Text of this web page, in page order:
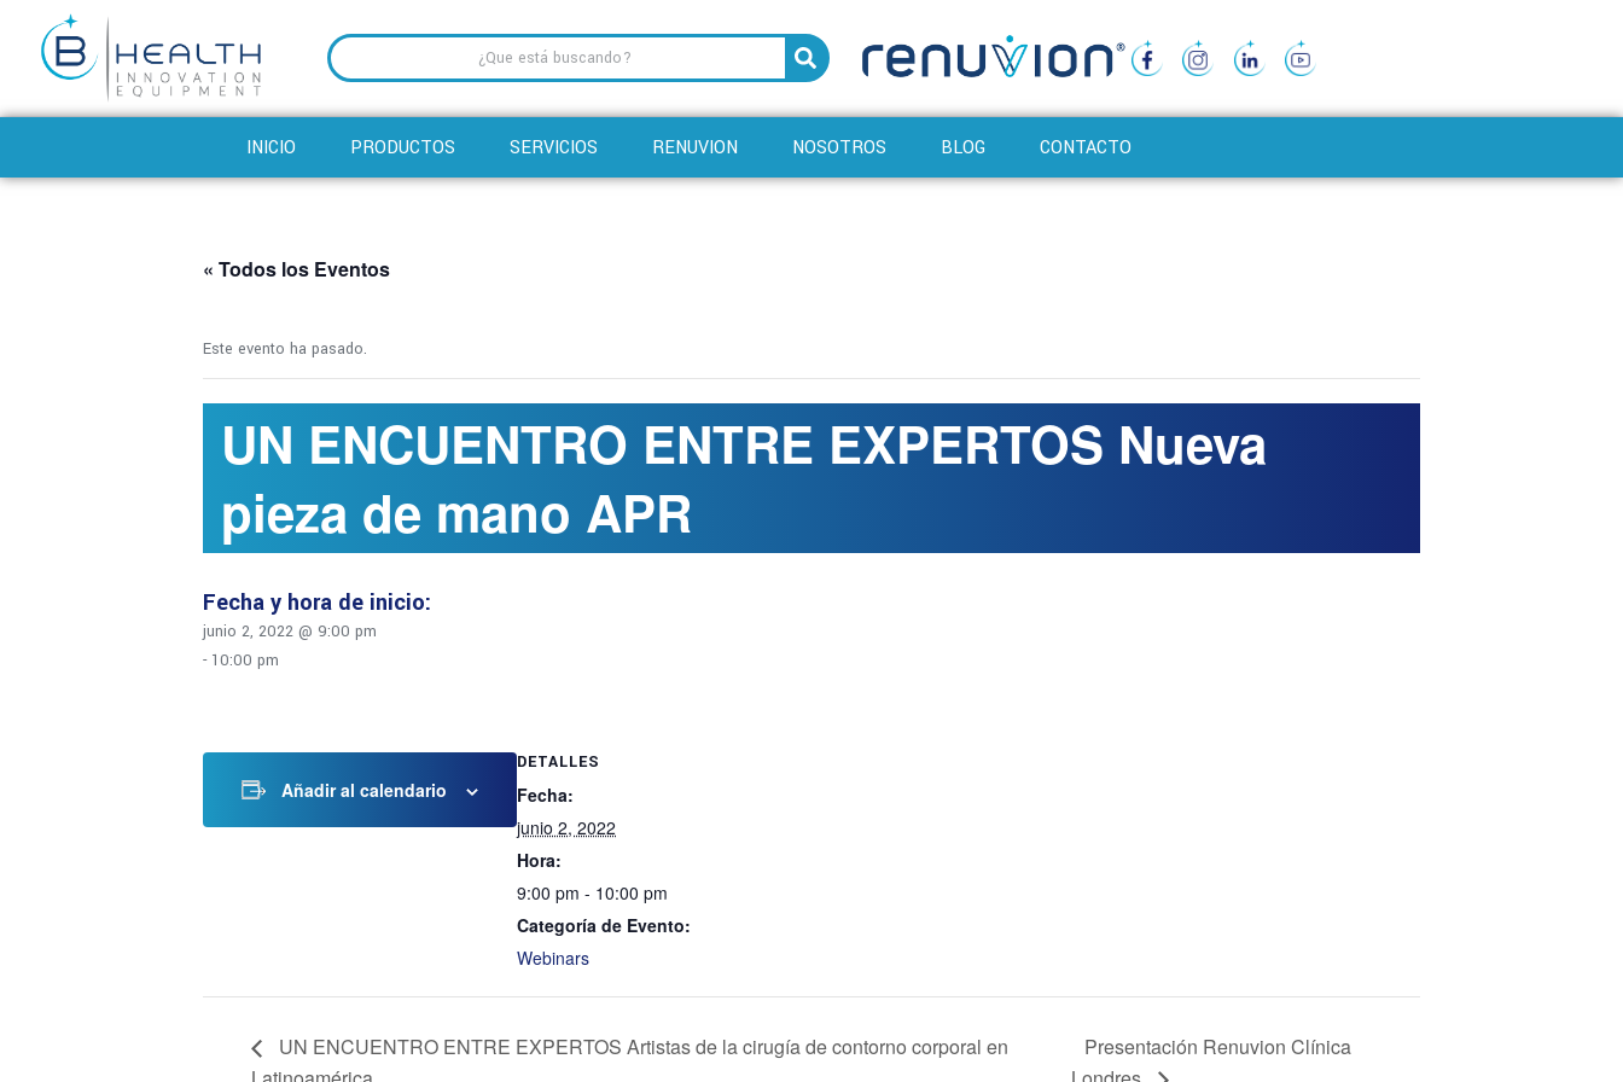
INICIO PRODUCTOS SERVICIOS RENUVION NOSOTROS BLOG CONTACTO
« Todos los Eventos
Este evento ha pasado.
UN ENCUENTRO ENTRE EXPERTOS Nueva
pieza de mano APR
junio 2, 2022 @ 9:00 pm
- 10:00 pm
Añadir al calendario
DETALLES
Fecha:
junio 2, 2022
Hora:
9:00 pm - 10:00 pm
Categoría de Evento:
Webinars
UN ENCUENTRO ENTRE EXPERTOS Artistas de la cirugía de contorno corporal en
Presentación Renuvion Clínica